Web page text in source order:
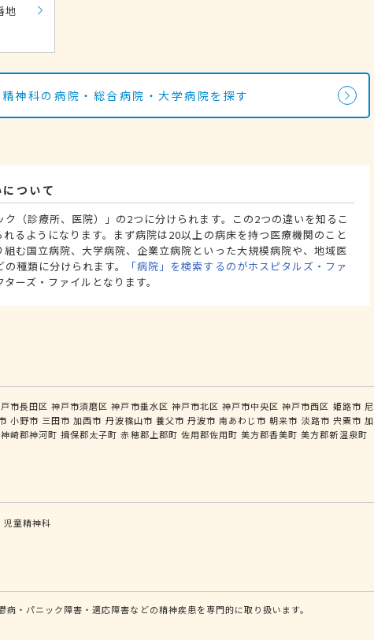
地
神科の病院・総合病院・大学病院を探す
ついて
（診療所、医院）」の2つに分けられます。この2つの違いを知るこ
るようになります。まず病院は20以上の病床を持つ医療機関のこと
む国立病院、大学病院、企業立病院といった大規模病院や、地域医
種類に分けられます。
「病院」を検索するのがホスピタルズ・ファ
ーズ・ファイルとなります。
市長田区 神戸市須磨区 神戸市垂水区 神戸市北区 神戸市中央区 神戸市西区 姫路市
小野市 三田市 加西市 丹波篠山市 養父市 丹波市 南あわじ市 朝来市 淡路市 宍粟市
神崎郡神河町 揖保郡太子町 赤穂郡上郡町 佐用郡佐用町 美方郡香美町 美方郡新温泉町
児童精神科
・パニック障害・適応障害などの精神疾患を専門的に取り扱います。